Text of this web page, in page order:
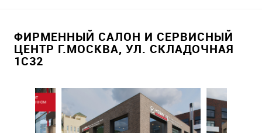
ФИРМЕННЫЙ САЛОН И СЕРВИСНЫЙ
ЦЕНТР Г.МОСКВА, УЛ. СКЛАДОЧНАЯ
1С32